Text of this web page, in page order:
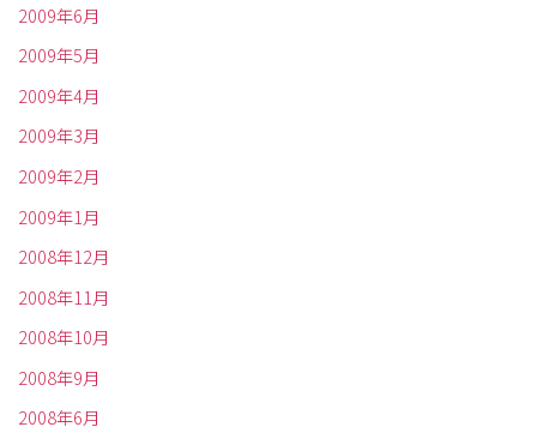
2009年6月
2009年5月
2009年4月
2009年3月
2009年2月
2009年1月
2008年12月
2008年11月
2008年10月
2008年9月
2008年6月